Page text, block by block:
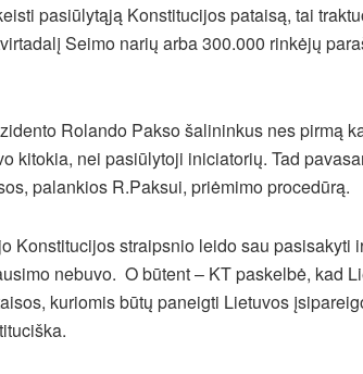
pasiūlytąją Konstitucijos pataisą, tai
Seimo narių arba 300.000 rinkėjų
Rolando Pakso šalininkus nes pirmą
kitokia, nei pasiūlytoji iniciatorių. Tad
palankios R.Paksui, priėmimo procedūrą.
Konstitucijos straipsnio leido sau pasisakyti
nebuvo. O būtent – KT paskelbė, kad
kuriomis būtų paneigti Lietuvos